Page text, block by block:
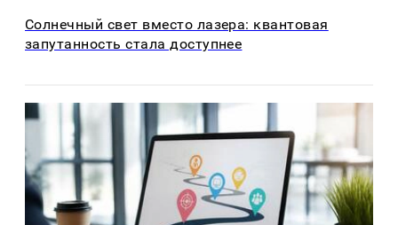
Солнечный свет вместо лазера: квантовая
запутанность стала доступнее